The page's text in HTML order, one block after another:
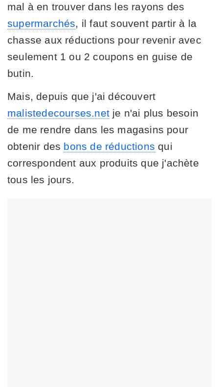
mal à en trouver dans les rayons des
supermarchés , il faut souvent partir à la
chasse aux réductions pour revenir avec
seulement 1 ou 2 coupons en guise de
butin.
Mais, depuis que j'ai découvert
malistedecourses.net je n'ai plus besoin
de me rendre dans les magasins pour
obtenir des bons de réductions qui
correspondent aux produits que j'achète
tous les jours.